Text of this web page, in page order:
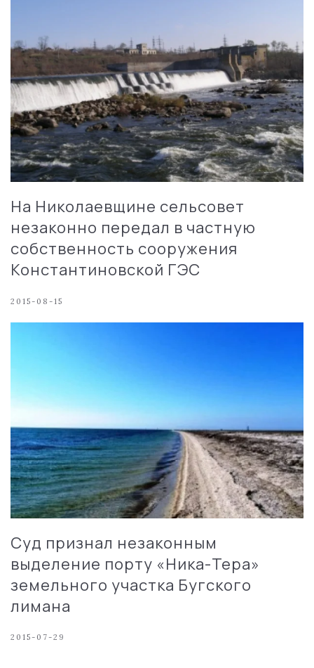
На Николаевщине сельсовет
незаконно передал в частную
собственность сооружения
Константиновской ГЭС
2015-08-15
Суд признал незаконным
выделение порту «Ника-Тера»
земельного участка Бугского
лимана
2015-07-29